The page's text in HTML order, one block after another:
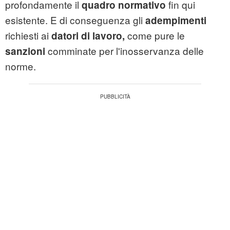
profondamente il quadro normativo fin qui
esistente. E di conseguenza gli adempimenti
richiesti ai datori di lavoro, come pure le
sanzioni comminate per l'inosservanza delle
norme.